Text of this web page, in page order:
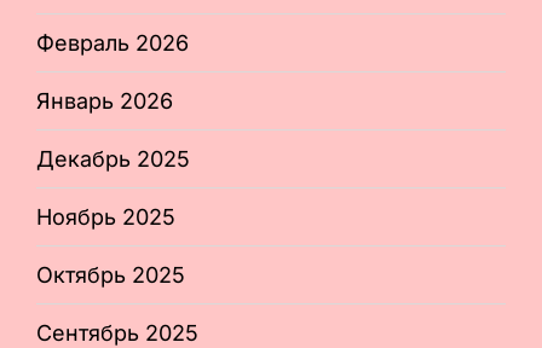
Февраль 2026
Январь 2026
Декабрь 2025
Ноябрь 2025
Октябрь 2025
Сентябрь 2025